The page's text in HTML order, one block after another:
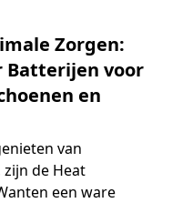
Zorgen:
Batterijen voor
en
van
de Heat
een ware